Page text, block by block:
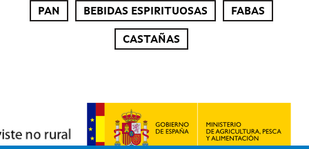
PAN BEBIDAS ESPIRITUOSAS FABAS
CASTAÑAS